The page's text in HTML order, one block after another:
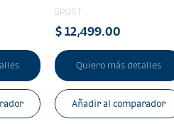
SPORT
$ 12,499.00
Quiero más detalles
Añadir al comparador